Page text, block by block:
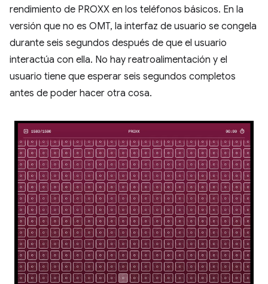
rendimiento de PROXX en los teléfonos básicos. En la
versión que no es OMT, la interfaz de usuario se congela
durante seis segundos después de que el usuario
interactúa con ella. No hay reatroalimentación y el
usuario tiene que esperar seis segundos completos
antes de poder hacer otra cosa.